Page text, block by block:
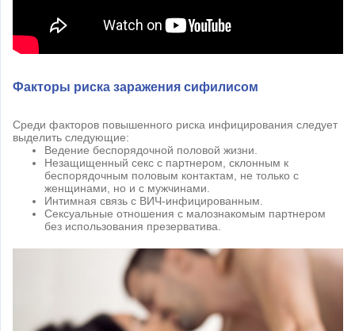
Факторы риска заражения сифилисом
Среди факторов повышенного риска инфицирования следует
выделить следующие:
Ведение беспорядочной половой жизни.
Незащищенный секс с партнером, склонным к
беспорядочным половым контактам, не только с
женщинами, но и с мужчинами.
Интимная связь с ВИЧ-инфицированным.
Сексуальные отношения с малознакомым партнером
без использования презерватива.